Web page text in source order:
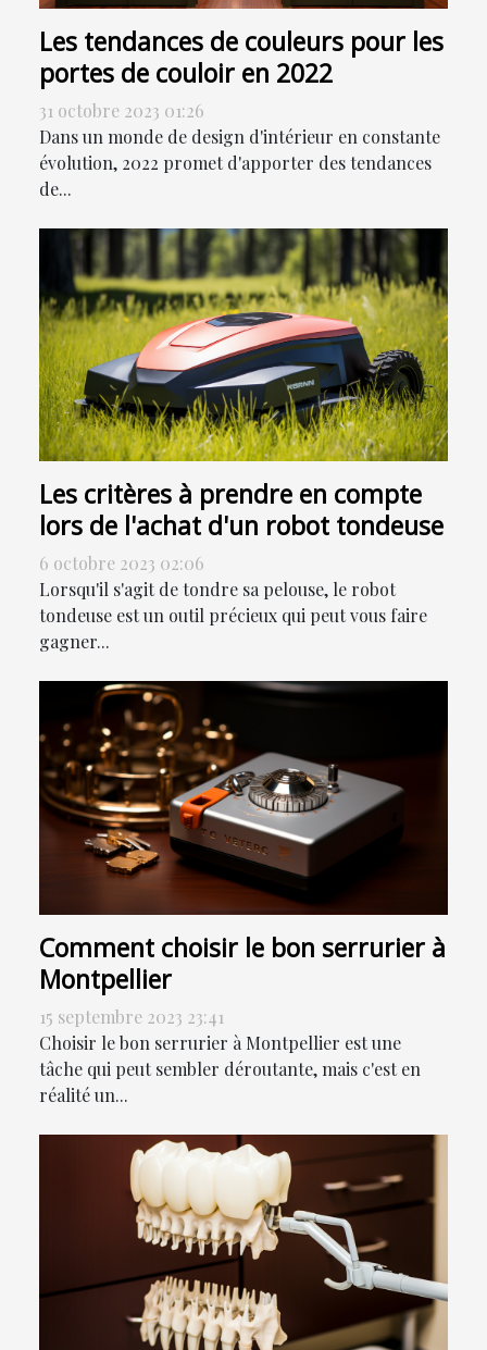
Les tendances de couleurs pour les
portes de couloir en 2022
31 octobre 2023 01:26
Dans un monde de design d'intérieur en constante
évolution, 2022 promet d'apporter des tendances
de...
Les critères à prendre en compte
lors de l'achat d'un robot tondeuse
6 octobre 2023 02:06
Lorsqu'il s'agit de tondre sa pelouse, le robot
tondeuse est un outil précieux qui peut vous faire
gagner...
Comment choisir le bon serrurier à
Montpellier
15 septembre 2023 23:41
Choisir le bon serrurier à Montpellier est une
tâche qui peut sembler déroutante, mais c'est en
réalité un...